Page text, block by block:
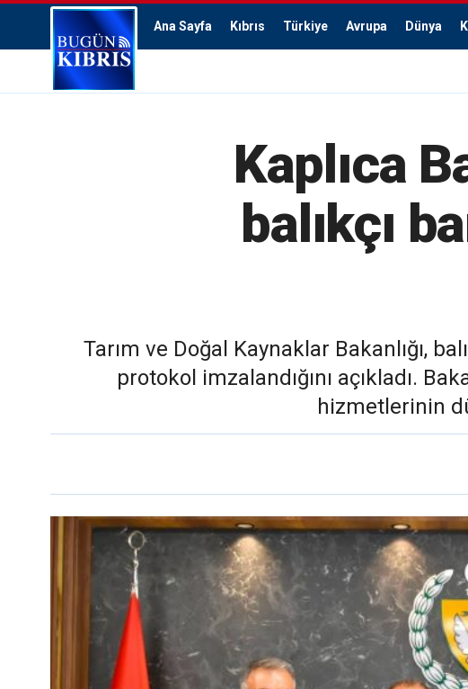
Ana Sayfa Kıbrıs Türkiye Avrupa Dünya
Kaplıca
balıkçı
Tarım ve Doğal Kaynaklar Bakanlığı,
protokol imzalandığını açıkladı.
hizmetlerinin